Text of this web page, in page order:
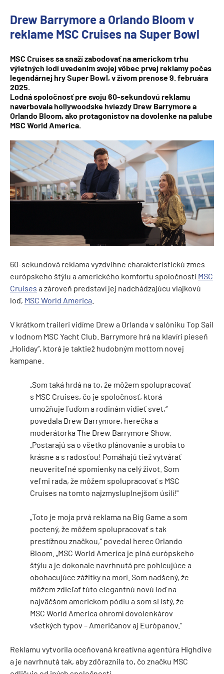
Drew Barrymore a Orlando Bloom v
reklame MSC Cruises na Super Bowl
MSC Cruises sa snaží zabodovať na americkom trhu
výletných lodí uvedením svojej vôbec prvej reklamy počas
legendárnej hry Super Bowl, v živom prenose 9. februára
2025.
Lodná spoločnosť pre svoju 60-sekundovú reklamu
naverbovala hollywoodske hviezdy Drew Barrymore a
Orlando Bloom, ako protagonistov na dovolenke na palube
MSC World America.
60-sekundová reklama vyzdvihne charakteristickú zmes
európskeho štýlu a amerického komfortu spoločnosti MSC
Cruises a zároveň predstaví jej nadchádzajúcu vlajkovú
loď, MSC World America
V krátkom traileri vidíme Drew a Orlanda v salóniku Top Sail
v lodnom MSC Yacht Club. Barrymore hrá na klavíri pieseň
„Holiday“, ktorá je taktiež hudobným mottom novej
kampane.
„Som taká hrdá na to, že môžem spolupracovať
s MSC Cruises, čo je spoločnosť, ktorá
umožňuje ľuďom a rodinám vidieť svet,“
povedala Drew Barrymore, herečka a
moderátorka The Drew Barrymore Show.
„Postarajú sa o všetko plánovanie a urobia to
krásne a s radosťou! Pomáhajú tiež vytvárať
neuveriteľné spomienky na celý život. Som
veľmi rada, že môžem spolupracovať s MSC
Cruises na tomto najzmysluplnejšom úsilí!"
„Toto je moja prvá reklama na Big Game a som
poctený, že môžem spolupracovať s tak
prestížnou značkou,“ povedal herec Orlando
Bloom. „MSC World America je plná európskeho
štýlu a je dokonale navrhnutá pre pohlcujúce a
obohacujúce zážitky na mori. Som nadšený, že
môžem zdieľať túto elegantnú novú loď na
najväčšom americkom pódiu a som si istý, že
MSC World America ohromí dovolenkárov
všetkých typov – Američanov aj Európanov.“
Reklamu vytvorila oceňovaná kreatívna agentúra Highdive
a je navrhnutá tak, aby zdôraznila to, čo značku MSC